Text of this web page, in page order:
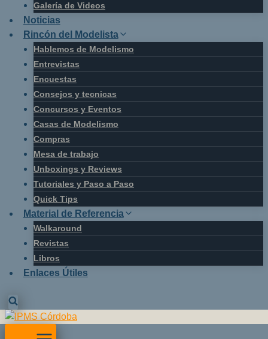
Galería de Videos
Noticias
Rincón del Modelista
Hablemos de Modelismo
Entrevistas
Encuestas
Consejos y tecnicas
Concursos y Eventos
Casas de Modelismo
Compras
Mesa de trabajo
Unboxings y Reviews
Tutoriales y Paso a Paso
Quick Tips
Material de Referencia
Walkaround
Revistas
Libros
Enlaces Útiles